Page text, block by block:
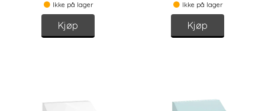
Ikke på lager
Kjøp
Ikke på lager
Kjøp